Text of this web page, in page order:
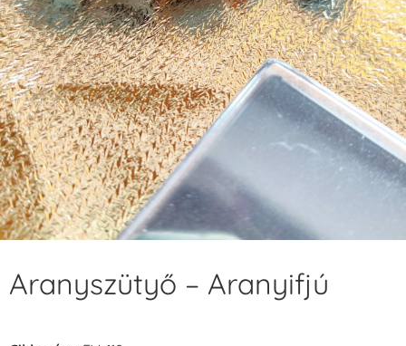
Aranyszütyő – Aranyifjú